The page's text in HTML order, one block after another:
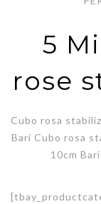
5
rose
Cubo rosa
Bari Cubo rosa
10cm